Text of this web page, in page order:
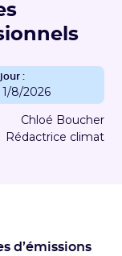
jour :
1/8/2026
Chloé Boucher
Rédactrice climat
d’émissions